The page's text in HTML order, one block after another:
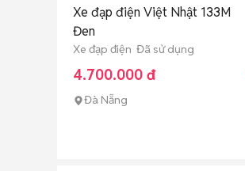
Xe đạp điện Việt Nhật 133M
Đen
Xe đạp điện Đã sử dụng
4.700.000 đ
Đà Nẵng